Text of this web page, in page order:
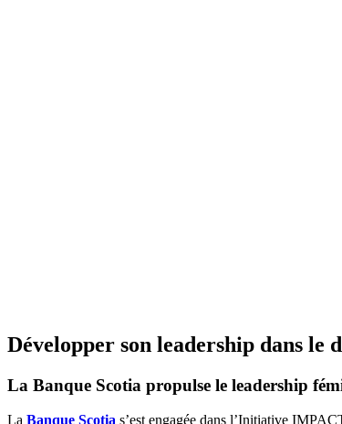
Développer son leadership dans le
La Banque Scotia propulse le leadership
La Banque Scotia s’est engagée dans l’Initiative